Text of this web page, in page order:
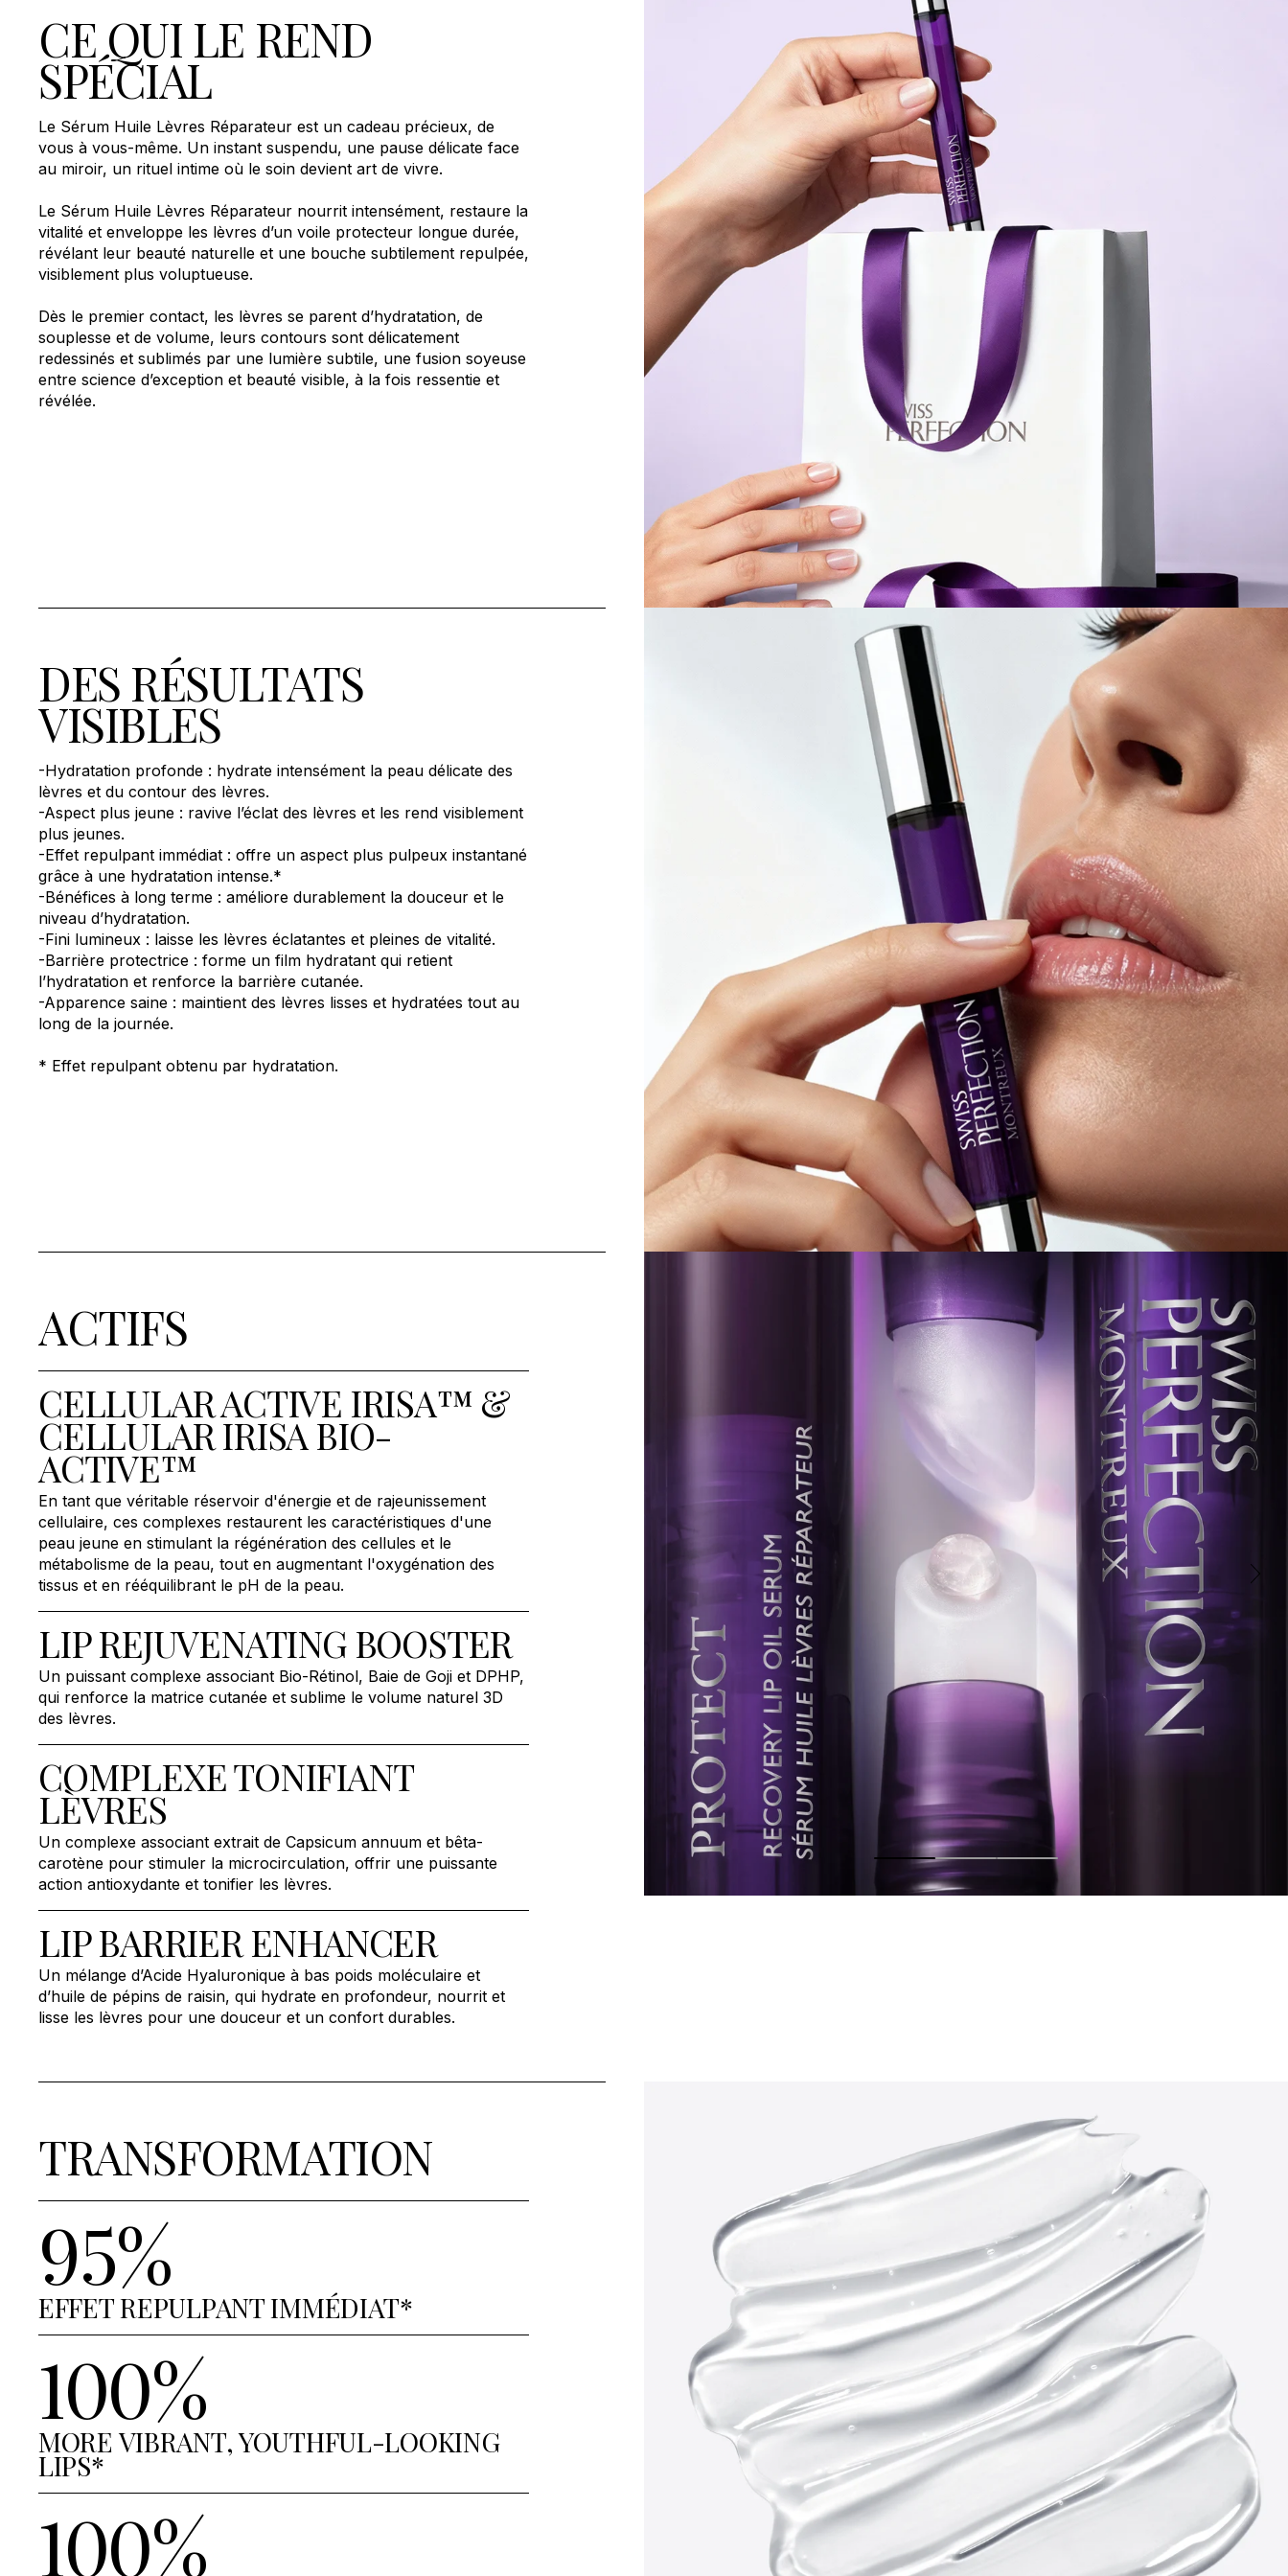
CE QUI LE REND
SPÉCIAL
Le Sérum Huile Lèvres Réparateur est un cadeau précieux, de
vous à vous-même. Un instant suspendu, une pause délicate face
au miroir, un rituel intime où le soin devient art de vivre.
Le Sérum Huile Lèvres Réparateur nourrit intensément, restaure la
vitalité et enveloppe les lèvres d’un voile protecteur longue durée,
révélant leur beauté naturelle et une bouche subtilement repulpée,
visiblement plus voluptueuse.
Dès le premier contact, les lèvres se parent d’hydratation, de
souplesse et de volume, leurs contours sont délicatement
redessinés et sublimés par une lumière subtile, une fusion soyeuse
entre science d’exception et beauté visible, à la fois ressentie et
révélée.
DES RÉSULTATS
VISIBLES
-Hydratation profonde : hydrate intensément la peau délicate des
lèvres et du contour des lèvres.
-Aspect plus jeune : ravive l’éclat des lèvres et les rend visiblement
plus jeunes.
-Effet repulpant immédiat : offre un aspect plus pulpeux instantané
grâce à une hydratation intense.*
-Bénéfices à long terme : améliore durablement la douceur et le
niveau d’hydratation.
-Fini lumineux : laisse les lèvres éclatantes et pleines de vitalité.
-Barrière protectrice : forme un film hydratant qui retient
l’hydratation et renforce la barrière cutanée.
-Apparence saine : maintient des lèvres lisses et hydratées tout au
long de la journée.
* Effet repulpant obtenu par hydratation.
ACTIFS
CELLULAR ACTIVE IRISA™ &
CELLULAR IRISA BIO-
ACTIVE™
En tant que véritable réservoir d'énergie et de rajeunissement
cellulaire, ces complexes restaurent les caractéristiques d'une
peau jeune en stimulant la régénération des cellules et le
métabolisme de la peau, tout en augmentant l'oxygénation des
tissus et en rééquilibrant le pH de la peau.
LIP REJUVENATING BOOSTER
Un puissant complexe associant Bio-Rétinol, Baie de Goji et DPHP,
qui renforce la matrice cutanée et sublime le volume naturel 3D
des lèvres.
COMPLEXE TONIFIANT
LÈVRES
Un complexe associant extrait de Capsicum annuum et bêta-
carotène pour stimuler la microcirculation, offrir une puissante
action antioxydante et tonifier les lèvres.
LIP BARRIER ENHANCER
Un mélange d’Acide Hyaluronique à bas poids moléculaire et
d’huile de pépins de raisin, qui hydrate en profondeur, nourrit et
lisse les lèvres pour une douceur et un confort durables.
TRANSFORMATION
95%
EFFET REPULPANT IMMÉDIAT*
100%
MORE VIBRANT, YOUTHFUL-LOOKING
LIPS*
100%